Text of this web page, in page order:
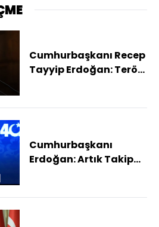
Cumhurbaşkanı Recep
Tayyip Erdoğan: Terör
Cumhurbaşkanı
Erdoğan: Artık Takip